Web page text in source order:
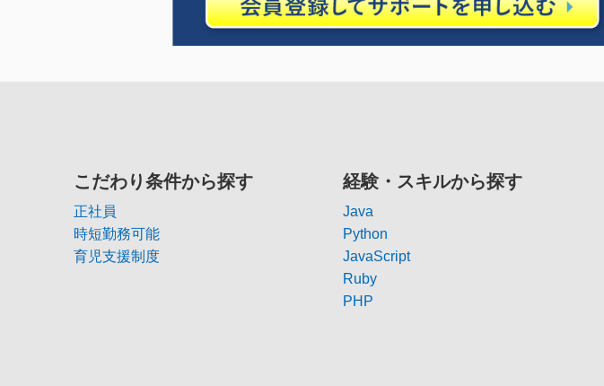
こだわり条件から探す
正社員
時短勤務可能
育児支援制度
経験・スキルから探す
Java
Python
JavaScript
Ruby
PHP